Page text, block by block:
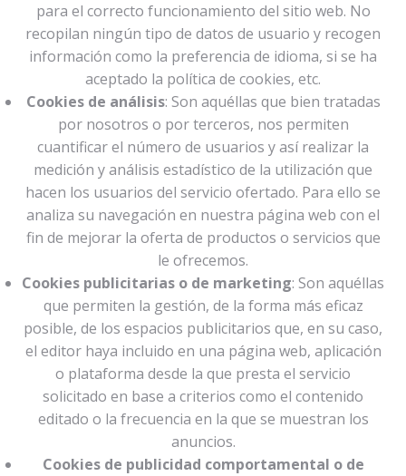
para el correcto funcionamiento del sitio web. No
recopilan ningún tipo de datos de usuario y recogen
información como la preferencia de idioma, si se ha
aceptado la política de cookies, etc.
Cookies de análisis: Son aquéllas que bien tratadas
por nosotros o por terceros, nos permiten
cuantificar el número de usuarios y así realizar la
medición y análisis estadístico de la utilización que
hacen los usuarios del servicio ofertado. Para ello se
analiza su navegación en nuestra página web con el
fin de mejorar la oferta de productos o servicios que
le ofrecemos.
Cookies publicitarias o de marketing: Son aquéllas
que permiten la gestión, de la forma más eficaz
posible, de los espacios publicitarios que, en su caso,
el editor haya incluido en una página web, aplicación
o plataforma desde la que presta el servicio
solicitado en base a criterios como el contenido
editado o la frecuencia en la que se muestran los
anuncios.
Cookies de publicidad comportamental o de